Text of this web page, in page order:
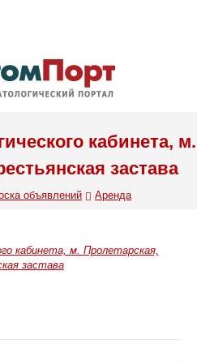
кабинета, м.
застава
объявлений Аренда